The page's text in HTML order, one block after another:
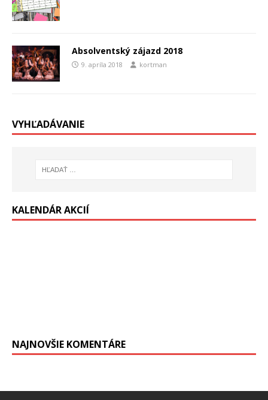
Absolventský zájazd 2018
9. apríla 2018 kortman
VYHĽADÁVANIE
KALENDÁR AKCIÍ
NAJNOVŠIE KOMENTÁRE